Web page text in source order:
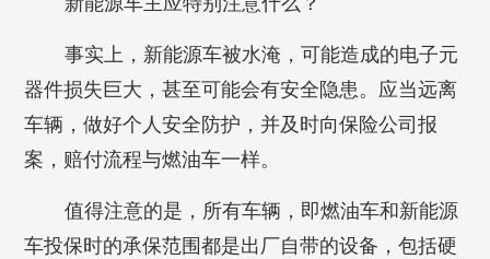
事实上，新能源车被水淹，可能造成的电子元
器件损失巨大，甚至可能会有安全隐患。应当远离
车辆，做好个人安全防护，并及时向保险公司报
案，赔付流程与燃油车一样。
值得注意的是，所有车辆，即燃油车和新能源
车投保时的承保范围都是出厂自带的设备，包括硬